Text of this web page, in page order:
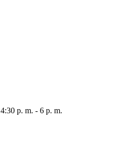
4:30 p. m. - 6 p. m.